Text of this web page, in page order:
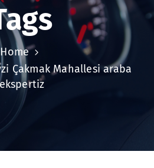
Home
Çakmak Mahallesi araba